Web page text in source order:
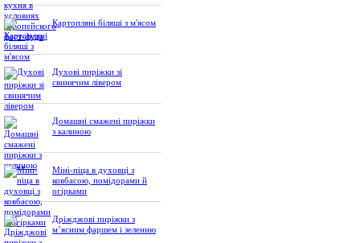
Картопляні біляші з м'ясом
Духові пиріжки зі
свинячим лівером
Домашні смажені пиріжки
з калиною
Міні-піца в духовці з
ковбасою, помідорами й
огірками
Дріжджові пиріжки з
м’ясним фаршем і зеленню